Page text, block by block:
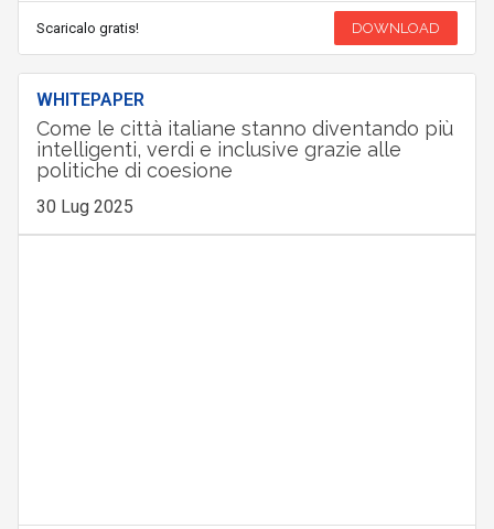
Scaricalo gratis! DOWNLOAD
WHITEPAPER
Come le città italiane stanno diventando più
intelligenti, verdi e inclusive grazie alle
politiche di coesione
30 Lug 2025